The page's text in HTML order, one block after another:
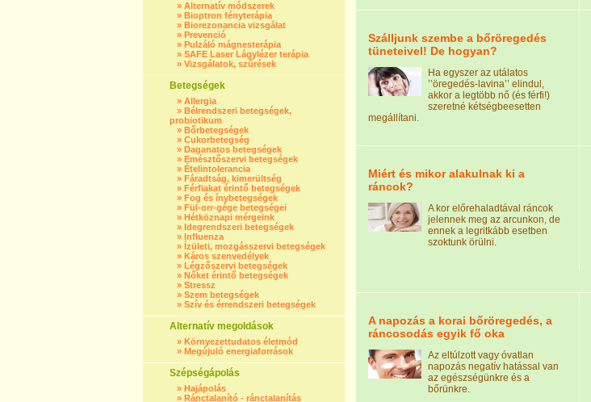
» Alternatív módszerek
» Bioptron fényterápia
» Biorezonancia vizsgálat
» Prevenció
» Pulzáló mágnesterápia
» SAFE Laser Lágylézer terápia
» Vizsgálatok, szűrések
Betegségek
» Allergia
» Bélrendszeri betegségek,
probiotikum
» Bőrbetegségek
» Cukorbetegség
» Daganatos betegségek
» Emésztőszervi betegségek
» Ételintolerancia
» Fáradtság, kimerültség
» Férfiakat érintő betegségek
» Fog és ínybetegségek
» Fül-orr-gége betegségei
» Hétköznapi mérgeink
» Idegrendszeri betegségek
» Influenza
» Ízületi, mozgásszervi betegségek
» Káros szenvedélyek
» Légzőszervi betegségek
» Nőket érintő betegségek
» Stressz
» Szem betegségek
» Szív és érrendszeri betegségek
Alternatív megoldások
» Környezettudatos életmód
» Megújuló energiaforrások
Szépségápolás
» Hajápolás
» Ránctalanító - ránctalanítás
Szálljunk szembe a bőröregedés
tüneteivel! De hogyan?
Ha egyszer az utálatos
’’öregedés-lavina’’ elindul,
akkor a legtöbb nő (és férfi!)
szeretné kétségbeesetten
megállítani.
Miért és mikor alakulnak ki a
ráncok?
A kor előrehaladtával ráncok
jelennek meg az arcunkon, de
ennek a legritkább esetben
szoktunk örülni.
A napozás a korai bőröregedés, a
ráncosodás egyik fő oka
Az eltúlzott vagy óvatlan
napozás negatív hatással van
az egészségünkre és a
bőrünkre.